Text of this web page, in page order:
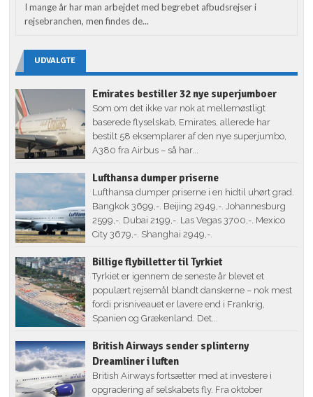
I mange år har man arbejdet med begrebet afbudsrejser i
rejsebranchen, men findes de...
UDVALGTE
Emirates bestiller 32 nye superjumboer
Som om det ikke var nok at mellemøstligt
baserede flyselskab, Emirates, allerede har
bestilt 58 eksemplarer af den nye superjumbo,
A380 fra Airbus – så har...
Lufthansa dumper priserne
Lufthansa dumper priserne i en hidtil uhørt grad.
Bangkok 3699,-. Beijing 2949,-. Johannesburg
2599,-. Dubai 2199,-. Las Vegas 3700,-. Mexico
City 3679,-. Shanghai 2949,-.
Billige flybilletter til Tyrkiet
Tyrkiet er igennem de seneste år blevet et
populært rejsemål blandt danskerne – nok mest
fordi prisniveauet er lavere end i Frankrig,
Spanien og Grækenland. Det...
British Airways sender splinterny
Dreamliner i luften
British Airways fortsætter med at investere i
opgradering af selskabets fly. Fra oktober